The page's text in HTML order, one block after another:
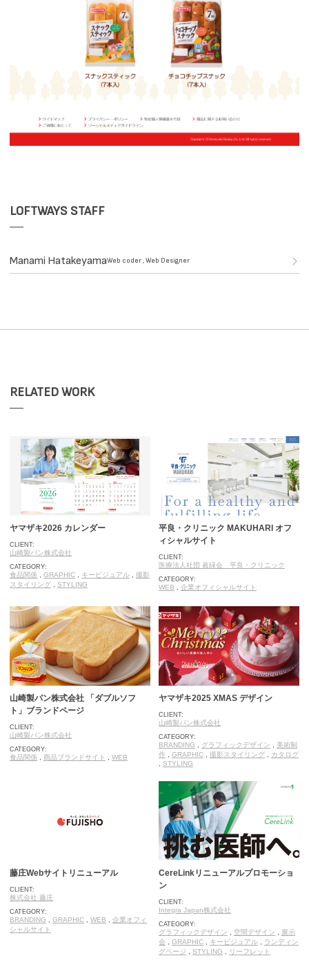
LOFTWAYS STAFF
Manami HatakeyamaWeb coder , Web Designer
RELATED WORK
ヤマザキ2026 カレンダー
CLIENT:
山崎製パン株式会社
CATEGORY:
食品関係 GRAPHIC キービジュアル
撮影
スタイリング
STYLING
平良・クリニック MAKUHARI オフ
ィシャルサイト
CLIENT:
医療法人社団 眞緑会 平良・クリニック
CATEGORY:
WEB 企業オフィシャルサイト
山崎製パン株式会社 「ダブルソフ
ト」ブランドページ
CLIENT:
山崎製パン株式会社
CATEGORY:
食品関係 商品ブランドサイト WEB
ヤマザキ2025 XMAS デザイン
CLIENT:
山崎製パン株式会社
CATEGORY:
BRANDING グラフィックデザイン
美術制
作
GRAPHIC 撮影スタイリング
カタログ
STYLING
藤庄Webサイトリニューアル
CLIENT:
株式会社 藤庄
CATEGORY:
BRANDING GRAPHIC WEB
企業オフィ
シャルサイト
CereLinkリニューアルプロモーショ
ン
CLIENT:
Integra Japan株式会社
CATEGORY:
グラフィックデザイン 空間デザイン
展示
会
GRAPHIC キービジュアル
ランディン
グページ
STYLING リーフレット